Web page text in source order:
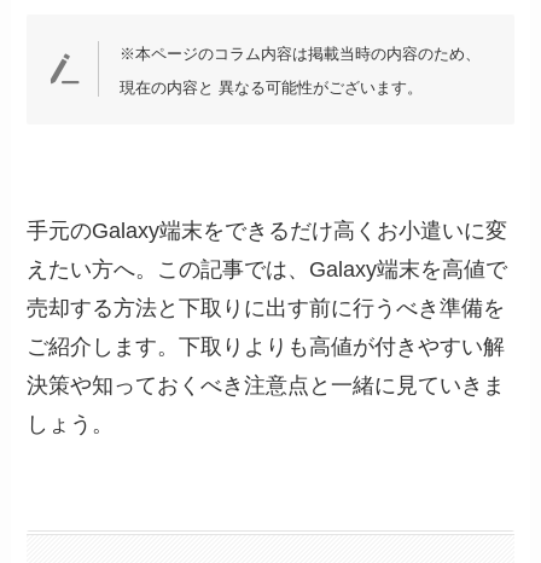
※本ページのコラム内容は掲載当時の内容のため、
現在の内容と 異なる可能性がございます。
手元のGalaxy端末をできるだけ高くお小遣いに変
えたい方へ。この記事では、Galaxy端末を高値で
売却する方法と下取りに出す前に行うべき準備を
ご紹介します。下取りよりも高値が付きやすい解
決策や知っておくべき注意点と一緒に見ていきま
しょう。